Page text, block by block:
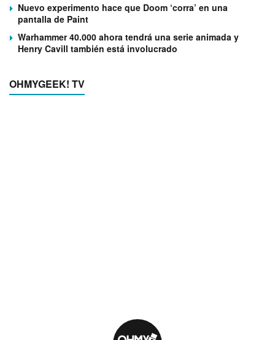
Nuevo experimento hace que Doom ‘corra’ en una
pantalla de Paint
Warhammer 40.000 ahora tendrá una serie animada y
Henry Cavill también está involucrado
OHMYGEEK! TV